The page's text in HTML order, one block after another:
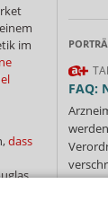
im
dass
FAQ:
Mehr»